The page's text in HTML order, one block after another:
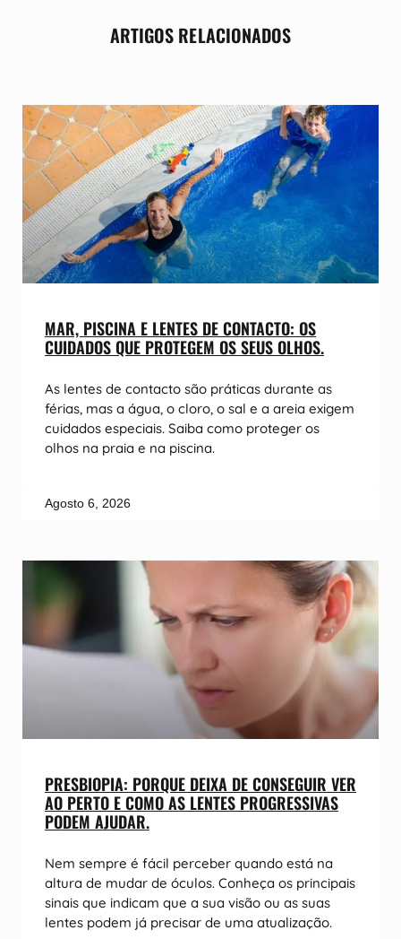
ARTIGOS RELACIONADOS
MAR, PISCINA E LENTES DE CONTACTO: OS
CUIDADOS QUE PROTEGEM OS SEUS OLHOS.
As lentes de contacto são práticas durante as
férias, mas a água, o cloro, o sal e a areia exigem
cuidados especiais. Saiba como proteger os
olhos na praia e na piscina.
Agosto 6, 2026
PRESBIOPIA: PORQUE DEIXA DE CONSEGUIR VER
AO PERTO E COMO AS LENTES PROGRESSIVAS
PODEM AJUDAR.
Nem sempre é fácil perceber quando está na
altura de mudar de óculos. Conheça os principais
sinais que indicam que a sua visão ou as suas
lentes podem já precisar de uma atualização.